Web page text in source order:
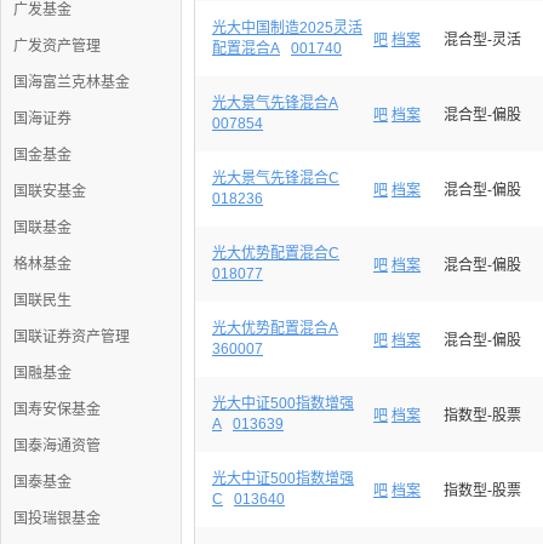
广发基金
广发资产管理
国海富兰克林基金
国海证券
国金基金
国联安基金
国联基金
格林基金
国联民生
国联证券资产管理
国融基金
国寿安保基金
国泰海通资管
国泰基金
国投瑞银基金
光大中国制造2025灵活
配置混合A
001740 吧 档案 混合型-灵活
光大景气先锋混合A
007854
吧 档案 混合型-偏股
光大景气先锋混合C
018236
吧 档案 混合型-偏股
光大优势配置混合C
018077
吧 档案 混合型-偏股
光大优势配置混合A
360007
吧 档案 混合型-偏股
光大中证500指数增强
A
013639 吧 档案 指数型-股票
光大中证500指数增强
C
013640 吧 档案 指数型-股票